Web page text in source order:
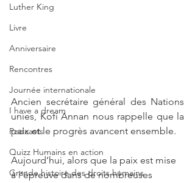
Luther King
Livre
Anniversaire
Rencontres
Journée internationale
I have a dream
Podcasts
Quizz Humains en action
Grande histoire des droits humains
Ancien secrétaire général des Nations
unies, Kofi Annan nous rappelle que la
paix et le progrès avancent ensemble.
Aujourd’hui, alors que la paix est mise
à l’épreuve dans de nombreuses